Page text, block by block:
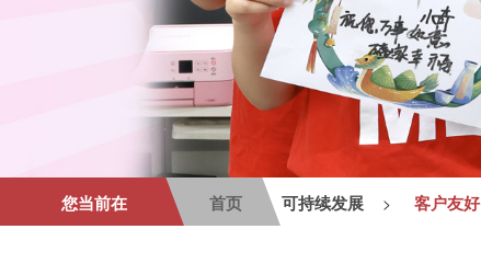
您当前在 首页 可持续发展 > 客户友好